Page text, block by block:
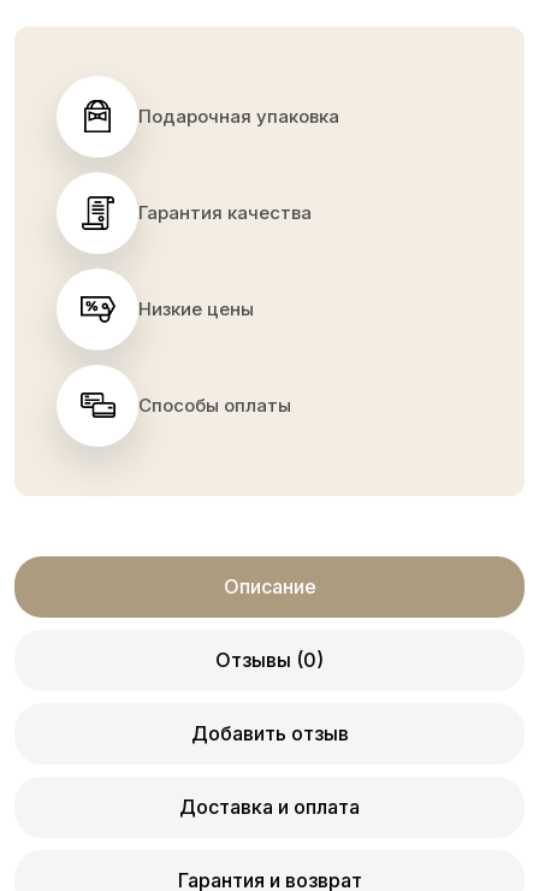
Подарочная упаковка
Гарантия качества
Низкие цены
Способы оплаты
Описание
Отзывы (0)
Добавить отзыв
Доставка и оплата
Гарантия и возврат